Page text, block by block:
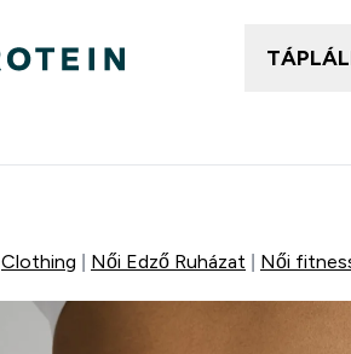
Clothing Női Edző Ruházat Női